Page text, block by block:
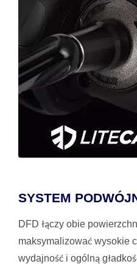
SYSTEM
DFD łączy obie
maksymalizować wysokie
wydajność i ogólną